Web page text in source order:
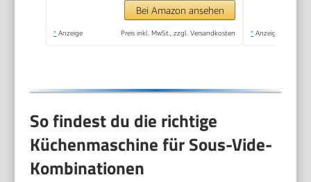
Knethaken/Rührbesen/Silikonbesen,
spülmaschinenfest,
Bei Amazon ansehen
* Anzeige Preis inkl. MwSt., zzgl. Versandkosten * Anzeige
So findest du die richtige
Küchenmaschine für Sous-Vide-
Kombinationen